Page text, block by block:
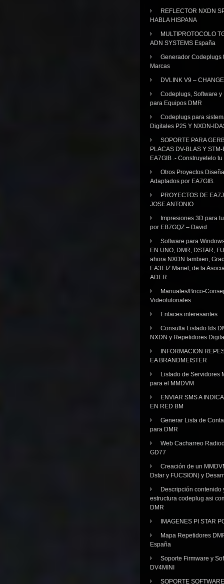
REFLECTOR NXDN
HABLA HISPANA
MULTIPROTOCOLO
ADN SYSTEMS España
Generador Codeplugs
Marcas
DVLINK V9 –
Codeplugs, Software y
para Equipos DMR
Codeplugs para
Digitales P25 Y NXDN-
SOPORTE PARA
PLACAS DV-BLAS Y
EA7GIB .- Construyetelo
Otros Proyectos
Adaptados por EA7GIB.
PROYECTOS DE
JOSE ANTONIO
Impresiones 3D para
por EB7GQZ – David
Software para
EN UNO, DMR, DSTAR,
ahora NXDN tambien,
EA3EIZ Manel, de la
ADER
Manuales/Brico-
Videotutoriales
Enlaces interesantes
Consulta Listado Ids
NXDN y Repetidores
INFORMACION
EA BRANDMEISTER
Listado de Servidores
para el MMDVM
ENVIAR SMS A
EN RED BM
Generar Lista de
para DMR
Web Cacharreo
GD77
Creación de un
Dstar y FUCSION) y
Descripción contenido
estructura codeplug asi
DMR
IMAGENES PI STAR
Mapa Repetidores
España
Soporte Firmware y
DV4MINI
SOPORTE SOFTWARE